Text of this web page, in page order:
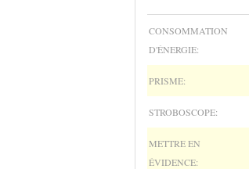
CONSOMMATION
D'ÉNERGIE:
PRISME:
STROBOSCOPE:
METTRE EN
ÉVIDENCE: